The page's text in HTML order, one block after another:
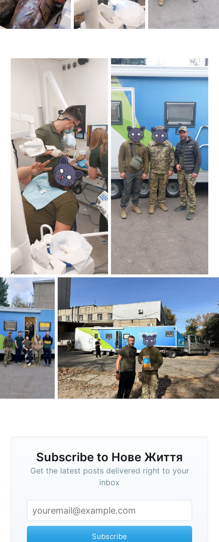
Subscribe to Нове Життя
Get the latest posts delivered right to your
inbox
Subscribe
Subscribe to
Нове Життя
Stay up to date! Get all the latest &
greatest posts delivered straight to
your inbox